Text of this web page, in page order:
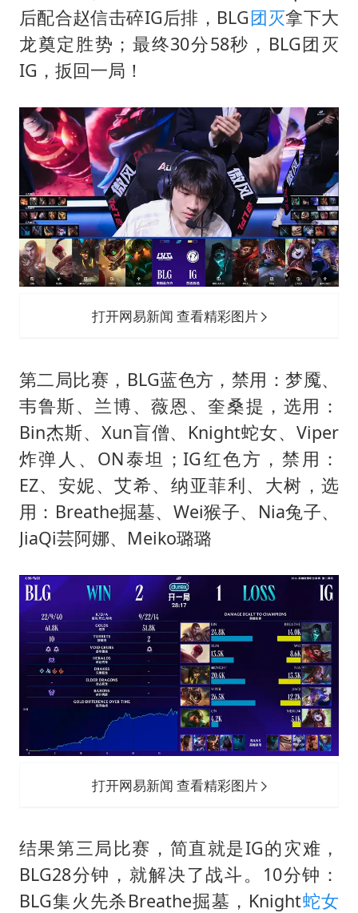
后配合赵信击碎IG后排，BLG团灭拿下大
龙奠定胜势；最终30分58秒，BLG团灭
IG，扳回一局！
打开网易新闻 查看精彩图片
第二局比赛，BLG蓝色方，禁用：梦魇、
韦鲁斯、兰博、薇恩、奎桑提，选用：
Bin杰斯、Xun盲僧、Knight蛇女、Viper
炸弹人、ON泰坦；IG红色方，禁用：
EZ、安妮、艾希、纳亚菲利、大树，选
用：Breathe掘墓、Wei猴子、Nia兔子、
JiaQi芸阿娜、Meiko璐璐
打开网易新闻 查看精彩图片
结果第三局比赛，简直就是IG的灾难，
BLG28分钟，就解决了战斗。10分钟：
BLG集火先杀Breathe掘墓，Knight蛇女